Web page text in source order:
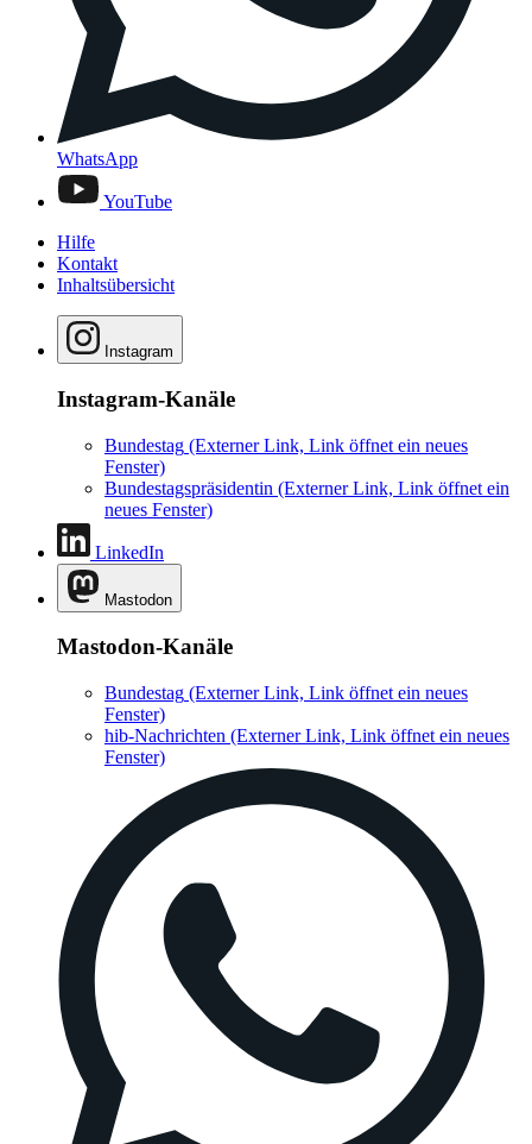
WhatsApp
YouTube
Hilfe
Kontakt
Inhaltsübersicht
Instagram
Instagram-Kanäle
Bundestag (Externer Link, Link öffnet ein neues
Fenster)
Bundestagspräsidentin (Externer Link, Link öffnet ein
neues Fenster)
LinkedIn
Mastodon
Mastodon-Kanäle
Bundestag (Externer Link, Link öffnet ein neues
Fenster)
hib-Nachrichten (Externer Link, Link öffnet ein neues
Fenster)